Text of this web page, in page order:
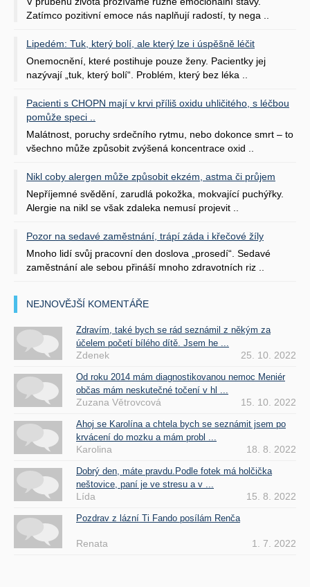
Zatímco pozitivní emoce nás naplňují radostí, ty nega ..
Lipedém: Tuk, který bolí, ale který lze i úspěšně léčit
Onemocnění, které postihuje pouze ženy. Pacientky jej
nazývají „tuk, který bolí“. Problém, který bez léka ..
Pacienti s CHOPN mají v krvi příliš oxidu uhličitého, s léčbou
pomůže speci ..
Malátnost, poruchy srdečního rytmu, nebo dokonce smrt – to
všechno může způsobit zvýšená koncentrace oxid ..
Nikl coby alergen může způsobit ekzém, astma či průjem
Nepříjemné svědění, zarudlá pokožka, mokvající puchýřky.
Alergie na nikl se však zdaleka nemusí projevit ..
Pozor na sedavé zaměstnání, trápí záda i křečové žíly
Mnoho lidí svůj pracovní den doslova „prosedí“. Sedavé
zaměstnání ale sebou přináší mnoho zdravotních riz ..
NEJNOVĚJŠÍ KOMENTÁŘE
Zdravím, také bych se rád seznámil z někým za
účelem početí bílého dítě. Jsem he ...
Zdenek 25. 10. 2022
Od roku 2014 mám diagnostikovanou nemoc Meniér
občas mám neskutečné točení v hl ...
Zuzana Větrovcová 15. 10. 2022
Ahoj se Karolína a chtela bych se seznámit jsem po
krvácení do mozku a mám probl ...
Karolina 18. 8. 2022
Dobrý den, máte pravdu.Podle fotek má holčička
neštovice, paní je ve stresu a v ...
Lída 15. 8. 2022
Pozdrav z lázní Ti Fando posílám Renča
Renata 1. 7. 2022